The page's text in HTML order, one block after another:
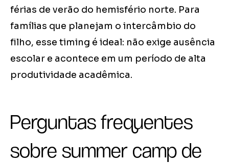
férias de verão do hemisfério norte. Para
famílias que planejam o intercâmbio do
filho, esse timing é ideal: não exige ausência
escolar e acontece em um período de alta
produtividade acadêmica.
Perguntas frequentes
sobre summer camp de